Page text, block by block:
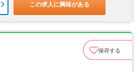
この求人に興味がある
保存する